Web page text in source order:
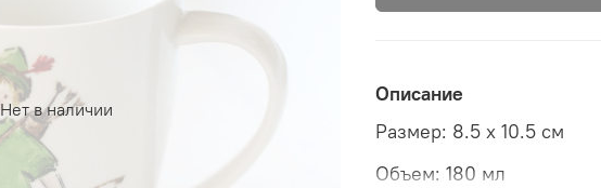
Нет в наличии
Описание
Размер: 8.5 x 10.5 см
Объем: 180 мл